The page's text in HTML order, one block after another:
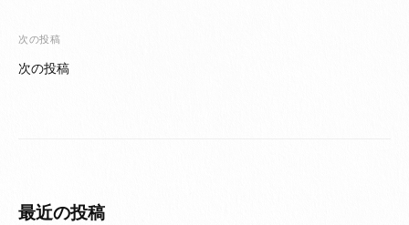
ビ
ゲ
次の投稿
次の投稿
最近の投稿